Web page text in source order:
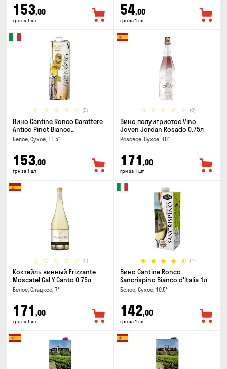
153,00
грн за 1 шт
54,00
грн за 1 шт
(0)
Вино Cantine Ronco Carattere
Antico Pinot Bianco
Chardonnay Rubicone IGT 1л
Белое, Сухое, 11.5°
153,00
грн за 1 шт
(0)
Вино полуигристое Vino
Joven Jordan Rosado 0.75л
Розовое, Сухое, 10°
171 ,00
грн за 1 шт
(0)
Коктейль винный Frizzante
Moscatel Cal Y Canto 0.75л
Белое, Сладкое, 7°
171 ,00
грн за 1 шт
(2)
Вино Cantine Ronco
Sancrispino Bianco d'Italia 1л
Белое, Сухое, 10.5°
142,00
грн за 1 шт